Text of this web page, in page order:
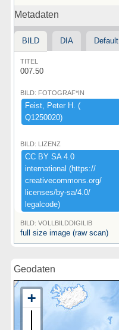
Metadaten
BILD DIA Default
TITEL
007.50
BILD: FOTOGRAF*IN
Feist,​ ​Peter ​H.​ ​(​
Q1250020)​
BILD: LIZENZ
CC ​BY ​SA ​4.​0 ​
international ​(​https:​/​/​
creativecommons.​org/​
licenses/​by-​sa/​4.​0/​
legalcode)​
BILD: VOLLBILDDIGILIB
full size image (raw scan)
Geodaten